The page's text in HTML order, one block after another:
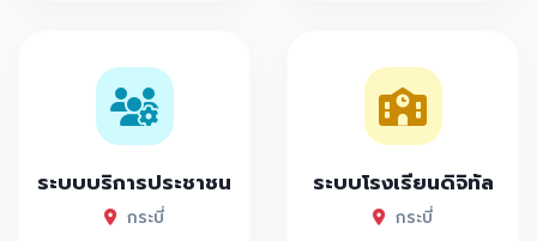
ระบบบริการประชาชน
กระบี่
ระบบโรงเรียนดิจิทัล
กระบี่